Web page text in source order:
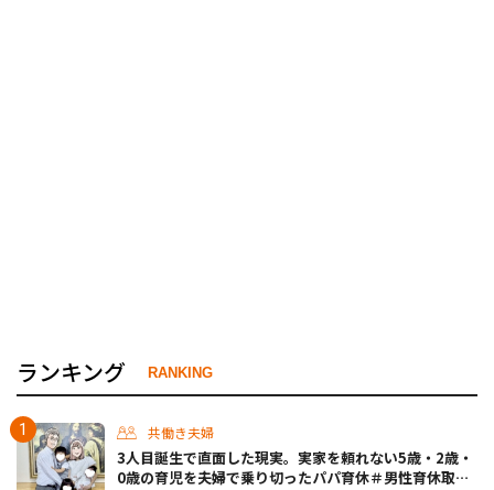
ランキング RANKING
共働き夫婦
3人目誕生で直面した現実。実家を頼れない5歳・2歳・
0歳の育児を夫婦で乗り切ったパパ育休＃男性育休取っ